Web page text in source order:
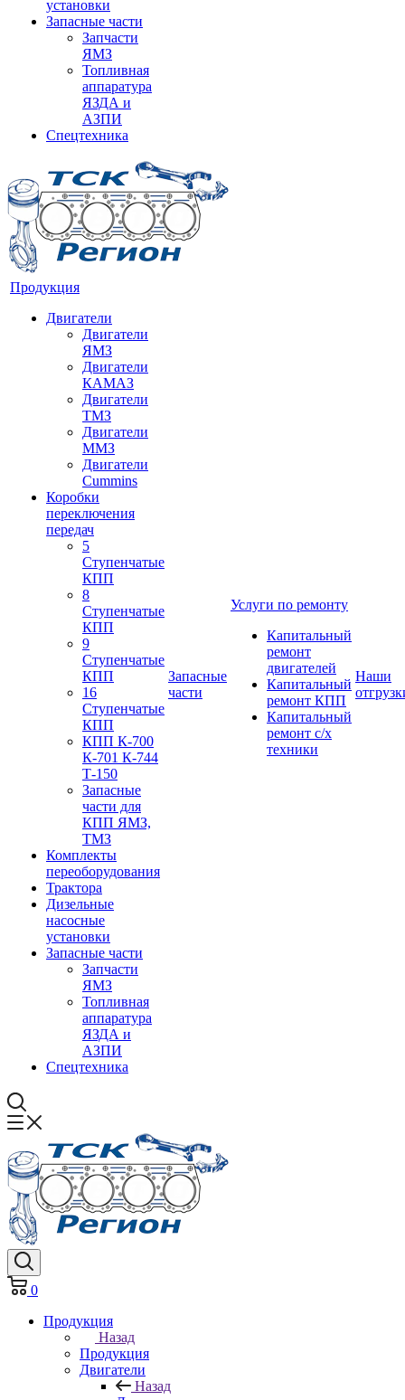
установки
Запасные части
Запчасти
ЯМЗ
Топливная
аппаратура
ЯЗДА и
АЗПИ
Спецтехника
Продукция
Двигатели
Двигатели
ЯМЗ
Двигатели
КАМАЗ
Двигатели
ТМЗ
Двигатели
ММЗ
Двигатели
Cummins
Коробки
переключения
передач
5
Ступенчатые
КПП
8
Ступенчатые
КПП
9
Ступенчатые
КПП
16
Ступенчатые
КПП
КПП К-700
К-701 К-744
Т-150
Запасные
части для
КПП ЯМЗ,
ТМЗ
Комплекты
переоборудования
Трактора
Дизельные
насосные
установки
Запасные части
Запчасти
ЯМЗ
Топливная
аппаратура
ЯЗДА и
АЗПИ
Спецтехника
Запасные
части
Услуги по ремонту
Капитальный
ремонт
двигателей
Капитальный
ремонт КПП
Капитальный
ремонт с/х
техники
Наши
0
Продукция
Назад
Продукция
Двигатели
Назад